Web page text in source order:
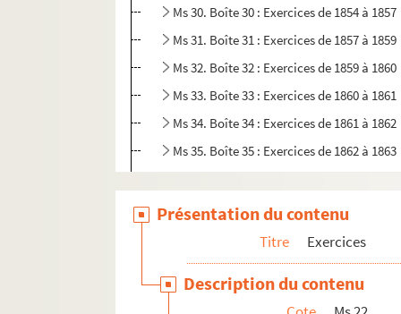
Ms 30. Boîte 30 : Exercices de 1854 à 1857
Ms 31. Boîte 31 : Exercices de 1857 à 1859
Ms 32. Boîte 32 : Exercices de 1859 à 1860
Ms 33. Boîte 33 : Exercices de 1860 à 1861
Ms 34. Boîte 34 : Exercices de 1861 à 1862
Ms 35. Boîte 35 : Exercices de 1862 à 1863
Ms 37. Boîte 37 : Exercices de 1865 à 1866
Ms 38. Boîte 38 : Exercices de 1866 à 1867
Ms 39. Boîte 39 : Exercices de 1867 à 1869
Ms 40. Boîte 40 : Exercices de 1869 à 1870
Présentation du contenu
Titre Exercices
Description du contenu